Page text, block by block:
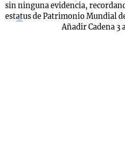
sin ninguna evidencia,
estatus de Patrimonio Mundial
Añadir Cadena 3